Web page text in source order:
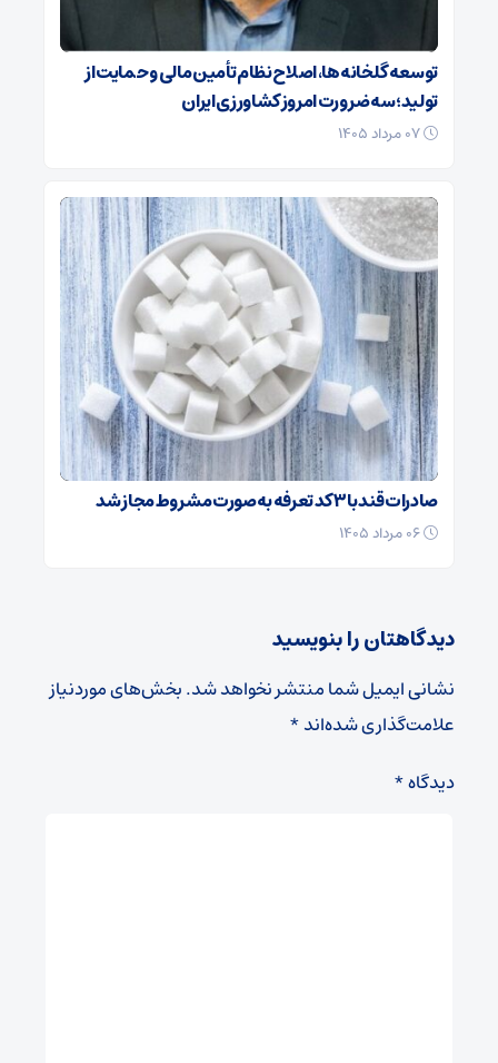
توسعه گلخانه‌ها، اصلاح نظام تأمین مالی و حمایت از
تولید؛ سه ضرورت امروز کشاورزی ایران
صادرات قند با ۳ کد تعرفه به‌صورت مشروط مجاز شد
دیدگاهتان را بنویسید
نشانی ایمیل شما منتشر نخواهد شد.بخش‌های موردنیاز
علامت‌گذاری شده‌اند*
دیدگاه*